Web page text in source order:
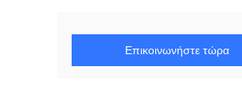
Επικοινωνήστε τώρα